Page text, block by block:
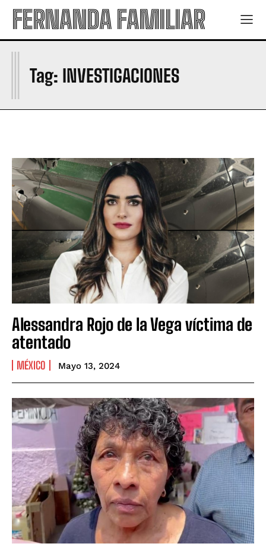
FERNANDA FAMILIAR
Tag: INVESTIGACIONES
I
Alessandra Rojo de la Vega víctima de
atentado
MÉXICO Mayo 13, 2024